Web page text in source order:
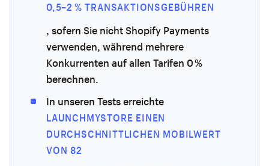
0,5–2 % TRANSAKTIONSGEBÜHREN
, sofern Sie nicht Shopify Payments
verwenden, während mehrere
Konkurrenten auf allen Tarifen 0 %
berechnen.
In unseren Tests erreichte
LAUNCHMYSTORE EINEN
DURCHSCHNITTLICHEN MOBILWERT
VON 82